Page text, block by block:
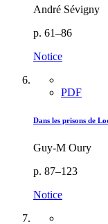
André Sévigny
p. 61–86
Notice
PDF
Dans les prisons de
Guy-M Oury
p. 87–123
Notice